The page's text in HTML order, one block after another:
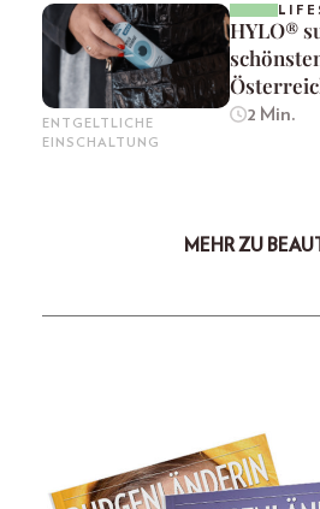
ENTGELTLICHE
EINSCHALTUNG
HYLO®
2 Min.
MEHR ZU